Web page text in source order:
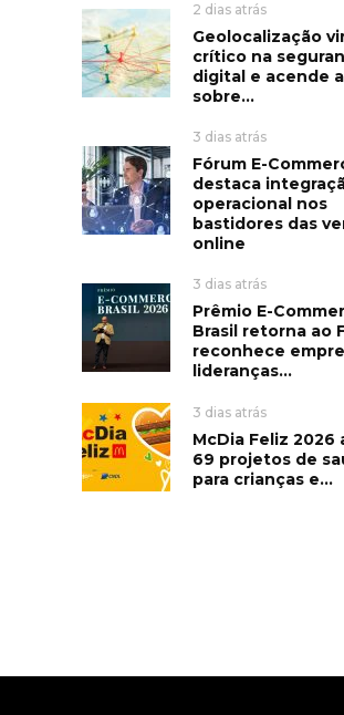
2 dias atrás
Geolocalização
crítico na
digital e acende
sobre...
3 dias atrás
Fórum E-
destaca
operacional nos
bastidores das
online
3 dias atrás
Prêmio E-
Brasil retorna ao
reconhece
lideranças...
3 dias atrás
McDia Feliz 2026
69 projetos de
para crianças e...